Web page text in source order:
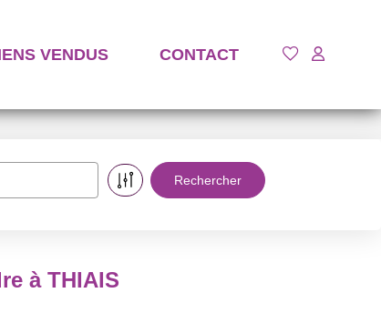
VENDUS CONTACT
à THIAIS